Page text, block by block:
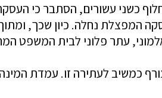
כשני עשורים, הסתבר כי
המפצלת נחלה. כיון שכך,
עתר פלוני לבית המשפט
כמשיב לעתירה זו. עמדת